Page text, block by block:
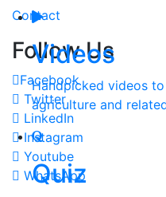
Videos
Handpicked videos
agriculture and
Quiz
Contact
Follow Us
Facebook
Twitter
LinkedIn
Instagram
Youtube
WhatsApp